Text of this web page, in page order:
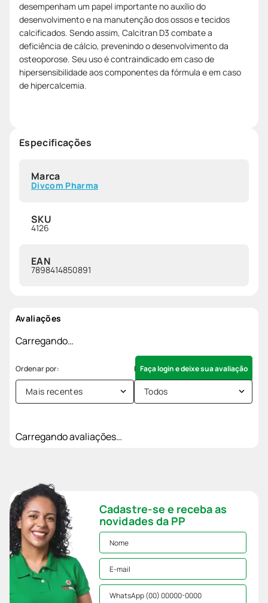
desempenham um papel importante no auxílio do
desenvolvimento e na manutenção dos ossos e tecidos
calcificados. Sendo assim, Calcitran D3 combate a
deficiência de cálcio, prevenindo o desenvolvimento da
osteoporose. Seu uso é contraindicado em caso de
hipersensibilidade aos componentes da fórmula e em caso
de hipercalcemia.
Especificações
Marca
Divcom Pharma
SKU
4126
EAN
7898414850891
Avaliações
Carregando…
Faça login e deixe sua avaliação
Mais recentes Todos
Carregando avaliações…
Cadastre-se e receba as
novidades da PP